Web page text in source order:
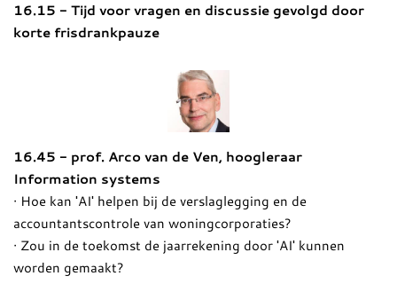
16.15 - Tijd voor vragen en discussie gevolgd door
korte frisdrankpauze
16.45 - prof. Arco van de Ven, hoogleraar
Information systems
· Hoe kan 'AI' helpen bij de verslaglegging en de
accountantscontrole van woningcorporaties?
· Zou in de toekomst de jaarrekening door 'AI' kunnen
worden gemaakt?